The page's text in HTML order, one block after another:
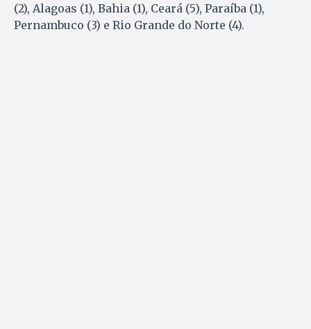
(2), Alagoas (1), Bahia (1), Ceará (5), Paraíba (1),
Pernambuco (3) e Rio Grande do Norte (4).